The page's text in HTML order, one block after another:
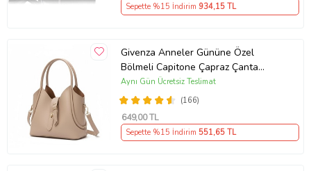
Sepette %15 İndirim 934,15 TL
Givenza Anneler Gününe Özel
Bölmeli Capitone Çapraz Çanta
(Vizon)
(166)
Aynı Gün Ücretsiz Teslimat
649,00 TL
Sepette %15 İndirim 551,65 TL